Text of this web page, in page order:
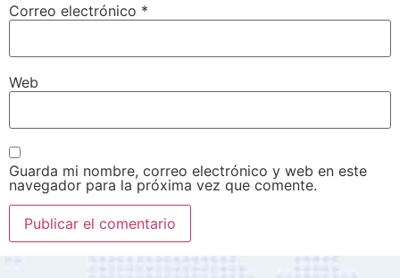
Correo electrónico *
Web
Guarda mi nombre, correo electrónico y web en este
navegador para la próxima vez que comente.